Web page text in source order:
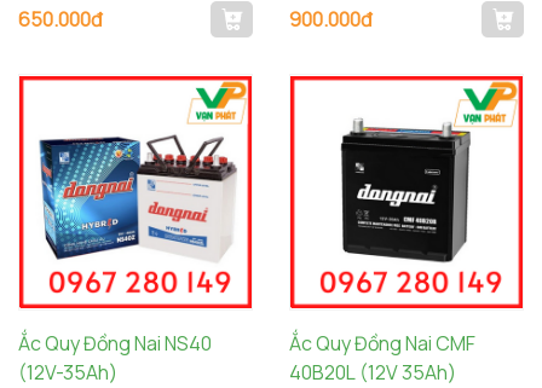
650.000đ 900.000đ
Ắc Quy Đồng Nai NS40
(12V-35Ah)
Ắc Quy Đồng Nai CMF
40B20L (12V 35Ah)